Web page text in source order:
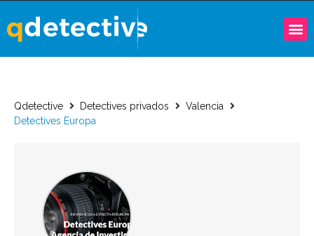
Qdetective Detectives privados
Valencia
Detectives Europa